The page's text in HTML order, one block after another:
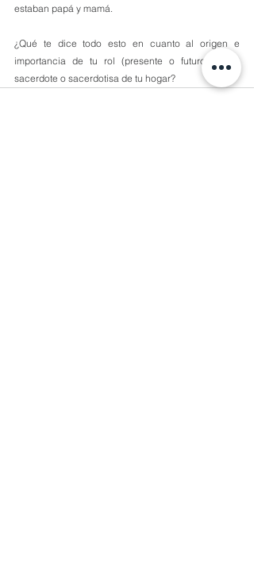
estaban papá y mamá.
¿Qué te dice todo esto en cuanto al origen e
importancia de tu rol (presente o futuro) como
sacerdote o sacerdotisa de tu hogar?